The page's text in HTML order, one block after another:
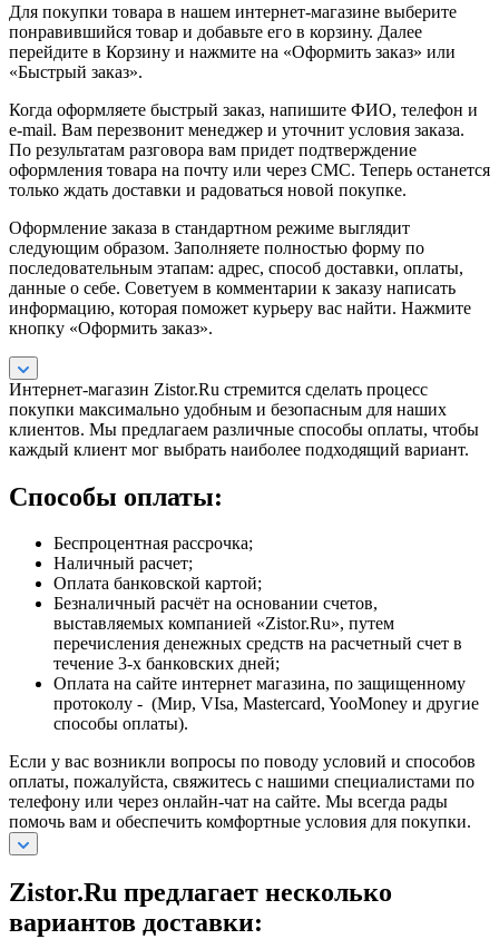
Для покупки товара в нашем интернет-магазине выберите
понравившийся товар и добавьте его в корзину. Далее
перейдите в Корзину и нажмите на «Оформить заказ» или
«Быстрый заказ».
Когда оформляете быстрый заказ, напишите ФИО, телефон и
e-mail. Вам перезвонит менеджер и уточнит условия заказа.
По результатам разговора вам придет подтверждение
оформления товара на почту или через СМС. Теперь останется
только ждать доставки и радоваться новой покупке.
Оформление заказа в стандартном режиме выглядит
следующим образом. Заполняете полностью форму по
последовательным этапам: адрес, способ доставки, оплаты,
данные о себе. Советуем в комментарии к заказу написать
информацию, которая поможет курьеру вас найти. Нажмите
кнопку «Оформить заказ».
Интернет-магазин Zistor.Ru стремится сделать процесс
покупки максимально удобным и безопасным для наших
клиентов. Мы предлагаем различные способы оплаты, чтобы
каждый клиент мог выбрать наиболее подходящий вариант.
Способы оплаты:
Беспроцентная рассрочка;
Наличный расчет;
Оплата банковской картой;
Безналичный расчёт на основании счетов,
выставляемых компанией «Zistor.Ru», путем
перечисления денежных средств на расчетный счет в
течение 3-х банковских дней;
Оплата на сайте интернет магазина, по защищенному
протоколу - (Мир, VIsa, Mastercard, YooMoney и другие
способы оплаты).
Если у вас возникли вопросы по поводу условий и способов
оплаты, пожалуйста, свяжитесь с нашими специалистами по
телефону или через онлайн-чат на сайте. Мы всегда рады
помочь вам и обеспечить комфортные условия для покупки.
Zistor.Ru предлагает несколько
вариантов доставки: